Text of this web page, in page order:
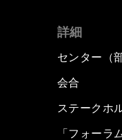
詳細
センター（
会合
ステークホ
「フォーラ